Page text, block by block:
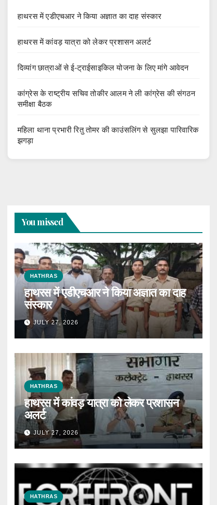
हाथरस में एडीएचआर ने किया अज्ञात का दाह संस्कार
हाथरस में कांवड़ यात्रा को लेकर प्रशासन अलर्ट
दिव्यांग छात्राओं से ई-ट्राईसाइकिल योजना के लिए मांगे आवेदन
कांग्रेस के राष्ट्रीय सचिव तोकीर आलम ने ली कांग्रेस की संगठन
समीक्षा बैठक
महिला थाना प्रभारी रितु तोमर की काउंसलिंग से सुलझा पारिवारिक
झगड़ा
You missed
HATHRAS
हाथरस में एडीएचआर ने किया अज्ञात का दाह
संस्कार
JULY 27, 2026
HATHRAS
हाथरस में कांवड़ यात्रा को लेकर प्रशासन
अलर्ट
JULY 27, 2026
HATHRAS